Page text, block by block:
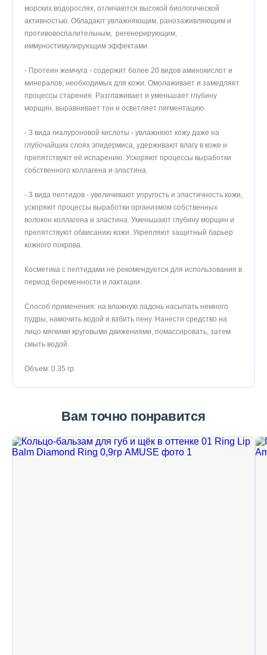
морских водорослях, отличаются высокой биологической
активностью. Обладают увлажняющим, ранозаживляющим и
противовоспалительным, регенерирующим,
иммуностимулирующим эффектами.
- Протеин жемчуга - содержит более 20 видов аминокислот и
минералов, необходимых для кожи. Омолаживает и замедляет
процессы старения. Разглаживает и уменьшает глубину
морщин, выравнивает тон и осветляет пигментацию.
- 3 вида гиалуроновой кислоты - увлажняют кожу даже на
глубочайших слоях эпидермиса, удерживают влагу в коже и
препятствуют её испарению. Ускоряют процессы выработки
собственного коллагена и эластина.
- 3 вида пептидов - увеличивают упругость и эластичность кожи,
ускоряют процессы выработки организмом собственных
волокон коллагена и эластина. Уменьшают глубину морщин и
препятствуют обвисанию кожи. Укрепляют защитный барьер
кожного покрова.
Косметика с пептидами не рекомендуется для использования в
период беременности и лактации.
Способ применения: на влажную ладонь насыпать немного
пудры, намочить водой и взбить пену. Нанести средство на
лицо мягкими круговыми движениями, помассировать, затем
смыть водой.
Объем: 0.35 гр
Вам точно понравится